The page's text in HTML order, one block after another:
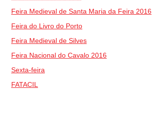
Feira Medieval de Santa Maria da Feira 2016
Feira do Livro do Porto
Feira Medieval de Silves
Feira Nacional do Cavalo 2016
Sexta-feira
FATACIL